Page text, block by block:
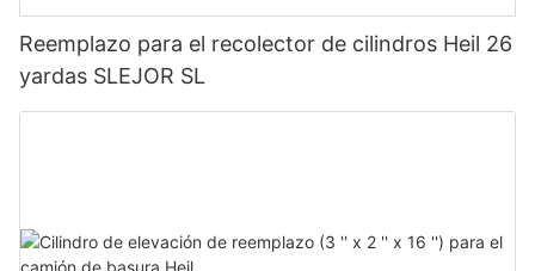
Reemplazo para el recolector de cilindros Heil 26
yardas SLEJOR SL